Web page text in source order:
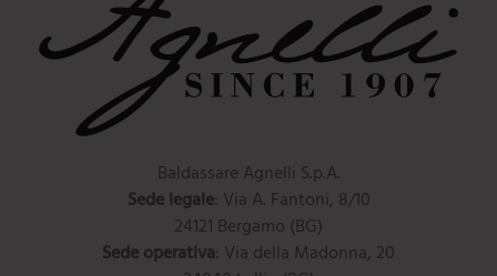
Baldassare Agnelli S.p.A.
Sede legale: Via A. Fantoni, 8/10
24121 Bergamo (BG)
Sede operativa: Via della Madonna, 20